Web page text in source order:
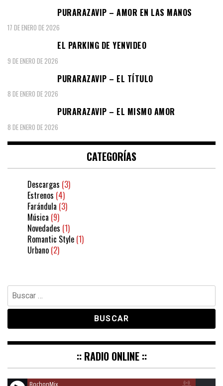
PURARAZAVIP – AMOR EN LAS MANOS
17 DE ENERO DE 2026
EL PARKING DE YENVIDEO
9 DE ENERO DE 2026
PURARAZAVIP – EL TÍTULO
8 DE ENERO DE 2026
PURARAZAVIP – EL MISMO AMOR
8 DE ENERO DE 2026
CATEGORÍAS
Descargas (3)
Estrenos (4)
Farándula (3)
Música (9)
Novedades (1)
Romantic Style (1)
Urbano (2)
Buscar:
:: RADIO ONLINE ::